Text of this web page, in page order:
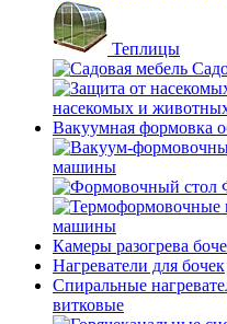
Теплицы
насекомых и
Вакуумная формовка
машины
машины
Камеры разогрева
Нагреватели для бочек
Спиральные
витковые